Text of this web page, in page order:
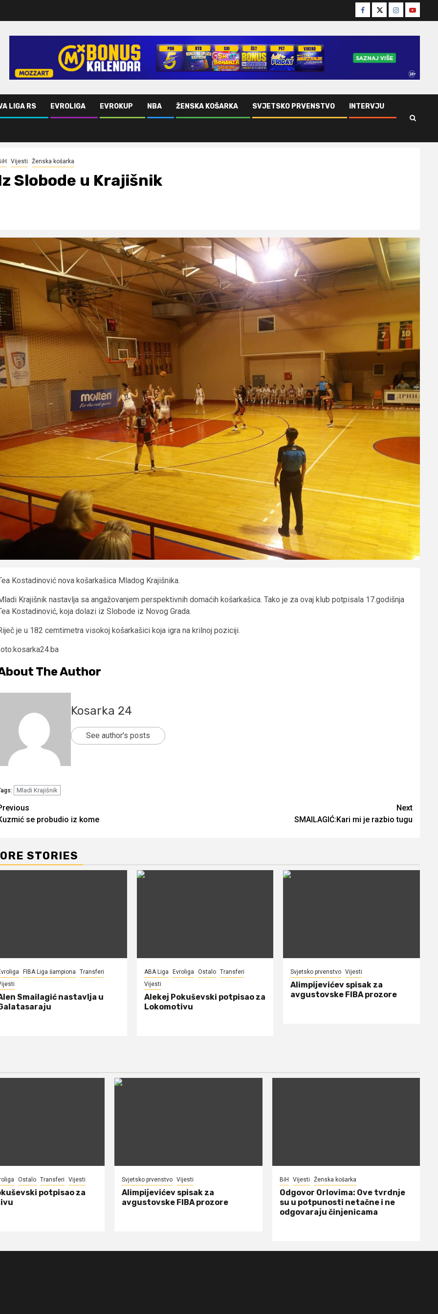
Facebook
TwitterInstagram
Youtube
LIGA RS EVROLIGA EVROKUP NBA ŽENSKA KOŠARKA SVJETSKO PRVENSTVO INTERVJU
Vijesti Ženska košarka
Slobode u Krajišnik
Kostadinović nova košarkašica Mladog Krajišnika.
Krajišnik nastavlja sa angažovanjem perspektivnih domaćih košarkašica. Tako je za ovaj klub potpisala 17.godišnja
Kostadinović, koja dolazi iz Slobode iz Novog Grada.
je u 182 cemtimetra visokoj košarkašici koja igra na krilnoj poziciji.
The Author
Kosarka 24
See author's posts
Mladi Krajišnik
se probudio iz kome
Next
SMAILAGIĆ:Kari mi je razbio tugu
STORIES
FIBA Liga šampiona
Transferi
Smailagić nastavlja u
ABA Liga Evroliga Ostalo Transferi
Vijesti
Alekej Pokuševski potpisao za
Lokomotivu
Svjetsko prvenstvo Vijesti
Alimpijevićev spisak za
avgustovske FIBA prozore
Ostalo Transferi Vijesti
potpisao za
Svjetsko prvenstvo Vijesti
Alimpijevićev spisak za
avgustovske FIBA prozore
BiH Vijesti Ženska košarka
Odgovor Orlovima: ​Ove tvrdnje
su u potpunosti netačne i ne
odgovaraju činjenicama